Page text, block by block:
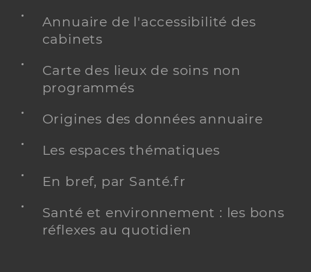
Annuaire de l'accessibilité des
cabinets
Carte des lieux de soins non
programmés
Origines des données annuaire
Les espaces thématiques
En bref, par Santé.fr
Santé et environnement : les bons
réflexes au quotidien